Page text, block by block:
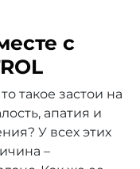
с
такое застои на
апатия и
У всех этих
–